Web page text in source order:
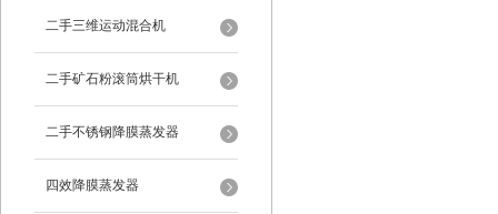
二手三维运动混合机
二手矿石粉滚筒烘干机
二手不锈钢降膜蒸发器
四效降膜蒸发器